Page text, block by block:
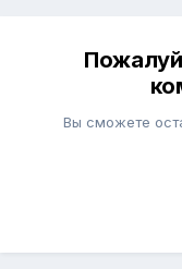
Вы сможете